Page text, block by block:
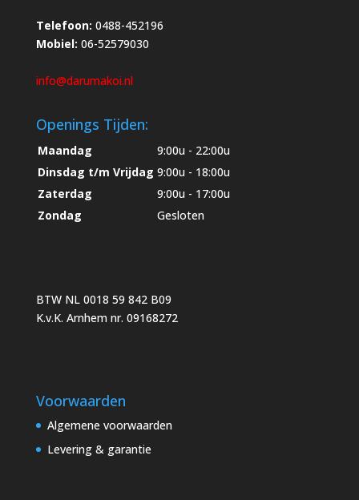
Telefoon: 0488-452196
Mobiel: 06-52579030
info@darumakoi.nl
Openings Tijden:
Maandag
9:00u - 22:00u
Dinsdag t/m Vrijdag 9:00u - 18:00u
Zaterdag
9:00u - 17:00u
Zondag
Gesloten
BTW NL 0018 59 842 B09
K.v.K. Arnhem nr. 09168272
Voorwaarden
Algemene voorwaarden
Levering & garantie